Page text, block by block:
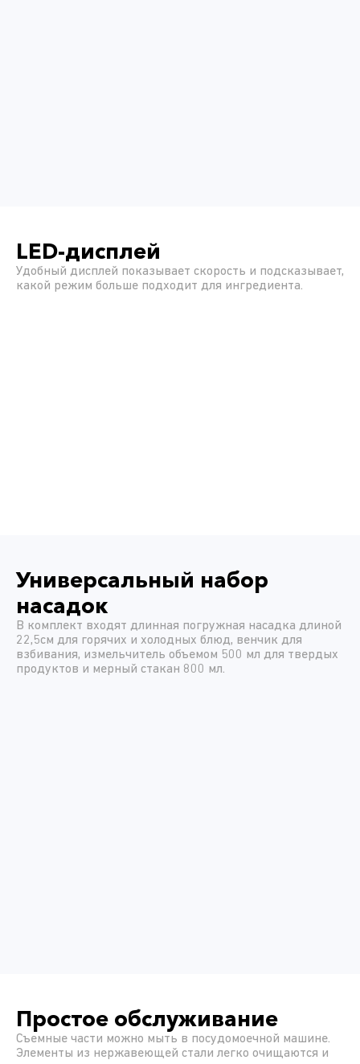
LED-дисплей
Удобный дисплей показывает скорость и подсказывает,
какой режим больше подходит для ингредиента.
Универсальный набор
насадок
В комплект входят длинная погружная насадка длиной
22,5см для горячих и холодных блюд, венчик для
взбивания, измельчитель объемом 500 мл для твердых
продуктов и мерный стакан 800 мл.
Простое обслуживание
Съемные части можно мыть в посудомоечной машине.
Элементы из нержавеющей стали легко очищаются и